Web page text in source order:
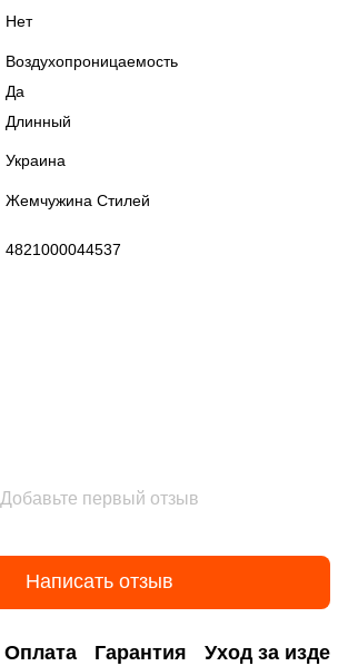
Нет
Воздухопроницаемость
Да
Длинный
Украина
Жемчужина Стилей
4821000044537
Добавьте первый отзыв
Написать отзыв
Оплата Гарантия Уход за